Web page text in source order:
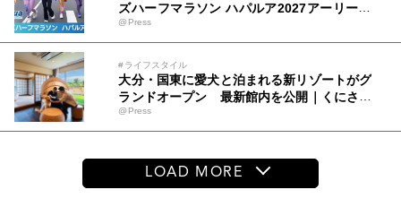
ズハーフマラソン ハパルア2027アーリーエ
ントリー開始！新カテゴリー「ハパルアIKI
(イキ)」(約13.4km)が登場
@Press
#ライフスタイル
大分・国東に愛犬と泊まれる新リゾートがグ
ランドオープン 最新館内を公開｜くにさき
森と海のドッグリゾート
@Press
LOAD MORE